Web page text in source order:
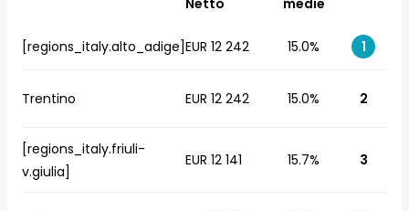
Netto
medie
[regions_italy.alto_adige]EUR 12 242 15.0% 1
Trentino EUR 12 242 15.0% 2
[regions_italy.friuli-
v.giulia]
EUR 12 141 15.7% 3